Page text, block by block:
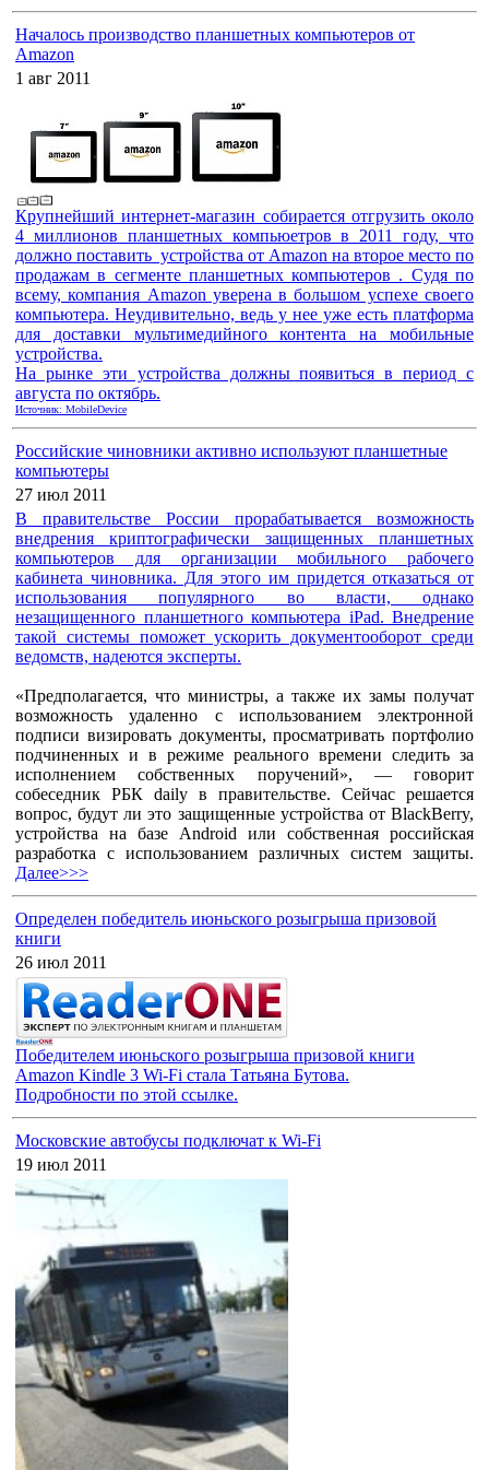
Началось производство планшетных компьютеров от
Amazon
1 авг 2011
Крупнейший интернет-магазин собирается отгрузить около
4 миллионов планшетных компьюетров в 2011 году, что
должно поставить устройства от Amazon на второе место по
продажам в сегменте планшетных компьютеров . Судя по
всему, компания Amazon уверена в большом успехе своего
компьютера. Неудивительно, ведь у нее уже есть платформа
для доставки мультимедийного контента на мобильные
устройства.
На рынке эти устройства должны появиться в период с
августа по октябрь.
Источник: MobileDevice
Российские чиновники активно используют планшетные
компьютеры
27 июл 2011
В правительстве России прорабатывается возможность
внедрения криптографически защищенных планшетных
компьютеров для организации мобильного рабочего
кабинета чиновника. Для этого им придется отказаться от
использования популярного во власти, однако
незащищенного планшетного компьютера iPad. Внедрение
такой системы поможет ускорить документооборот среди
ведомств, надеются эксперты.
«Предполагается, что министры, а также их замы получат
возможность удаленно с использованием электронной
подписи визировать документы, просматривать портфолио
подчиненных и в режиме реального времени следить за
исполнением собственных поручений», — говорит
собеседник РБК daily в правительстве. Сейчас решается
вопрос, будут ли это защищенные устройства от BlackBerry,
устройства на базе Android или собственная российская
разработка с использованием различных систем защиты.
Далее>>>
Определен победитель июньского розыгрыша призовой
книги
26 июл 2011
Победителем июньского розыгрыша призовой книги
Amazon Kindle 3 Wi-Fi стала Татьяна Бутова.
Подробности по этой ссылке.
Московские автобусы подключат к Wi-Fi
19 июл 2011